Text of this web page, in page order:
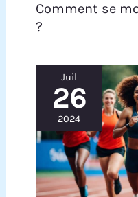
Comment se
?
Juil
26
2024